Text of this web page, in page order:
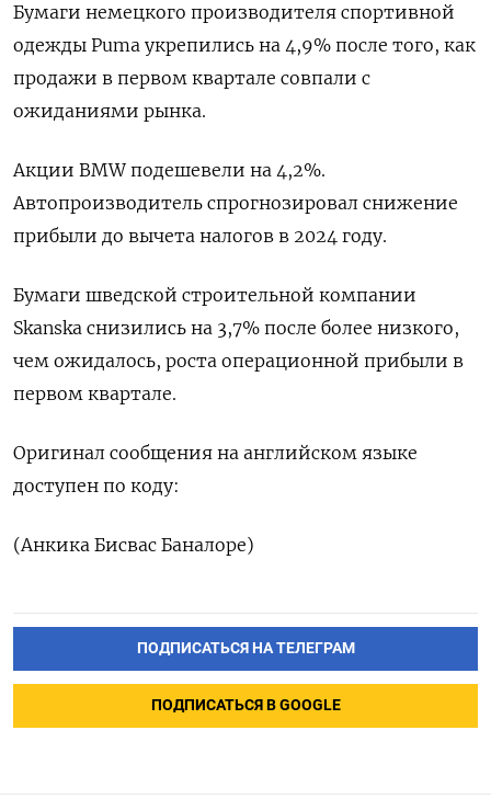
Бумаги немецкого производителя спортивной
одежды Puma укрепились на 4,9% после того, как
продажи в первом квартале совпали с
ожиданиями рынка.
Акции BMW подешевели на 4,2%.
Автопроизводитель спрогнозировал снижение
прибыли до вычета налогов в 2024 году.
Бумаги шведской строительной компании
Skanska снизились на 3,7% после более низкого,
чем ожидалось, роста операционной прибыли в
первом квартале.
Оригинал сообщения на английском языке
доступен по коду:
(Анкика Бисвас Баналоре)
ПОДПИСАТЬСЯ НА ТЕЛЕГРАМ
ПОДПИСАТЬСЯ В GOOGLE